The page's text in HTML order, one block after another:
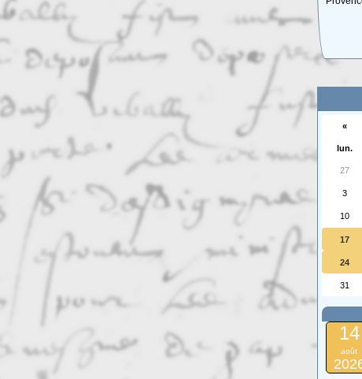
La
«
lun.
27
3
10
17
24
31
14
août